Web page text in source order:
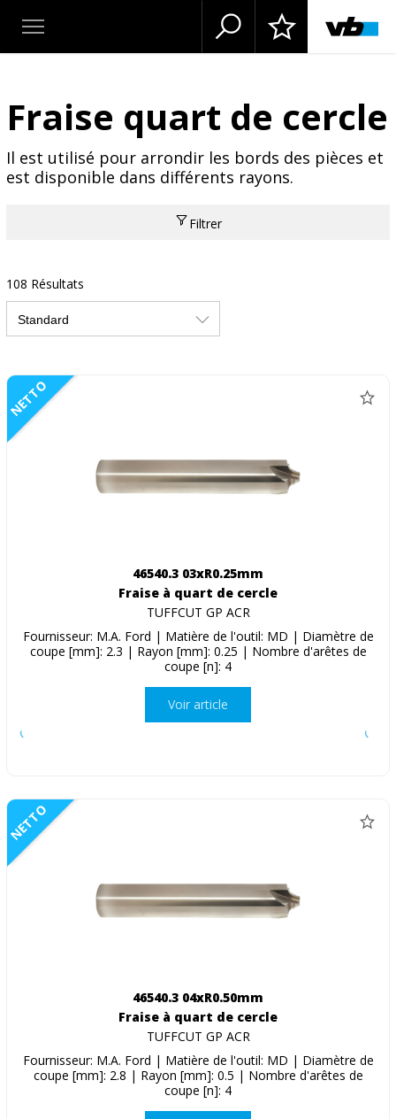
Fraise quart de cercle
Il est utilisé pour arrondir les bords des pièces et
est disponible dans différents rayons.
Filtrer
108 Résultats
NETTO
46540.3 03xR0.25mm
Fraise à quart de cercle
TUFFCUT GP ACR
Fournisseur: M.A. Ford | Matière de l'outil: MD | Diamètre de
coupe [mm]: 2.3 | Rayon [mm]: 0.25 | Nombre d'arêtes de
coupe [n]: 4
Voir article
NETTO
46540.3 04xR0.50mm
Fraise à quart de cercle
TUFFCUT GP ACR
Fournisseur: M.A. Ford | Matière de l'outil: MD | Diamètre de
coupe [mm]: 2.8 | Rayon [mm]: 0.5 | Nombre d'arêtes de
coupe [n]: 4